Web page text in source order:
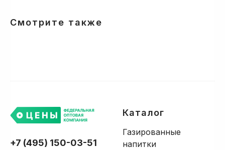
Смотрите также
+7 (495) 150-03-51
Каталог
Газированные
напитки